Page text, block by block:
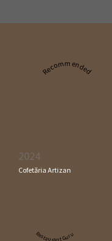
Recommended
2024
Cofetăria Artizan
Restaurant Guru